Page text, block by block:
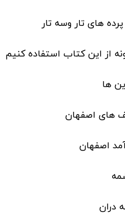
پرده های تار وسه تار
از این کتاب استفاده کنیم
ها
های اصفهان
اصفهان
دران